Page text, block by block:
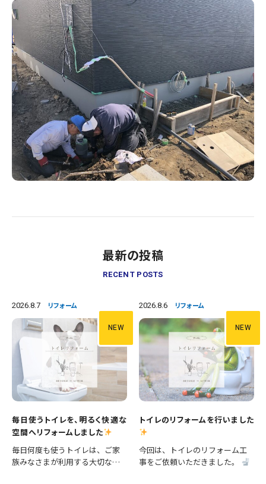
最新の投稿
RECENT POSTS
2026.8.7 リフォーム
NEW
毎日使うトイレを、明るく快適な
空間へリフォームしました
毎日何度も使うトイレは、ご家
族みなさまが利用する大切な空
2026.8.6 リフォーム
NEW
トイレのリフォームを行いました
今回は、トイレのリフォーム工
事をご依頼いただきました。